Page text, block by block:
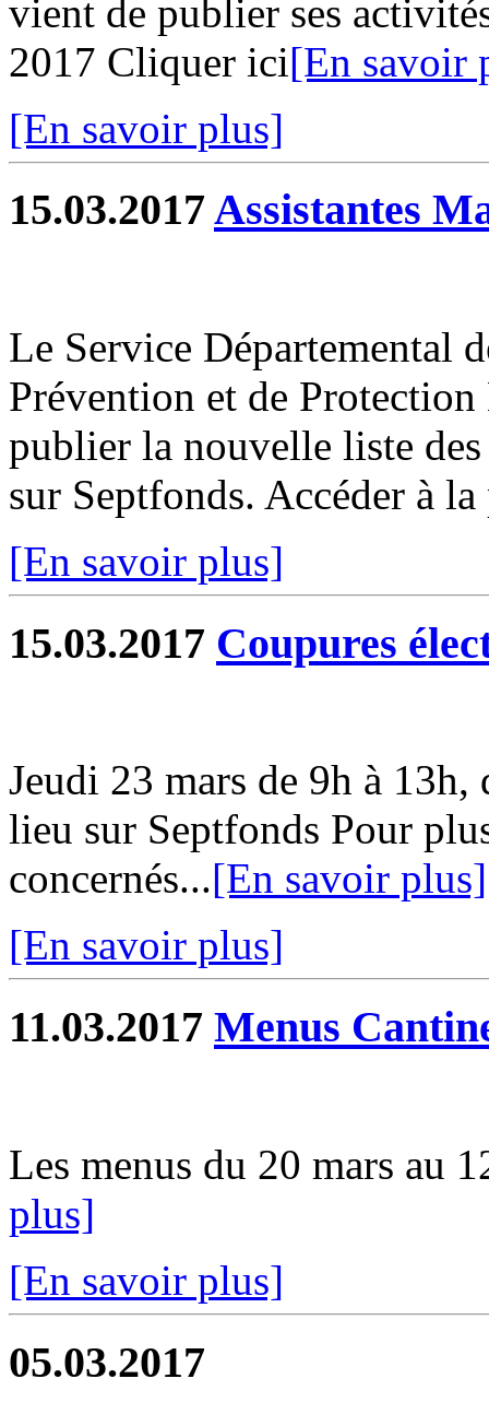
vient de publier ses
2017 Cliquer ici[En savoir
[En savoir plus]
15.03.2017 Assistantes
Le Service Départemental
Prévention et de
publier la nouvelle liste
sur Septfonds. Accéder à
[En savoir plus]
15.03.2017 Coupures
Jeudi 23 mars de 9h à 13h,
lieu sur Septfonds Pour
concernés...[En savoir plus]
[En savoir plus]
11.03.2017 Menus
Les menus du 20 mars au
plus]
[En savoir plus]
05.03.2017